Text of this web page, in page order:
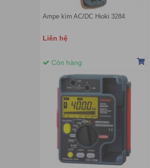
Ampe kìm AC/DC Hioki 3284
Liên hệ
Còn hàng